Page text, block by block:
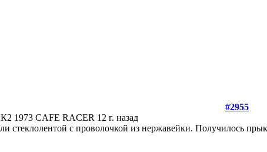
#2955
1973 CAFE RACER 12 г. назад
стеклолентой с проволочкой из нержавейки. Получилось